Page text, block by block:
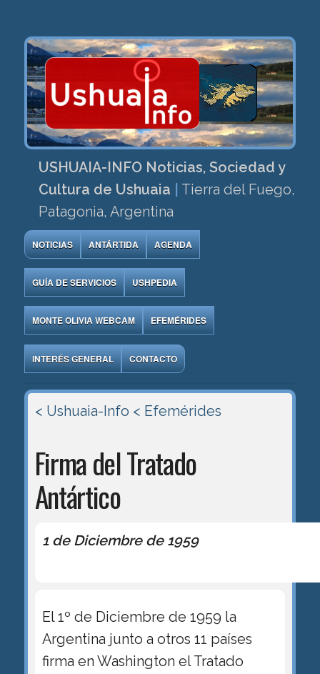
USHUAIA-INFO Noticias, Sociedad y
Cultura de Ushuaia
Tierra del Fuego,
Patagonia, Argentina
NOTICIAS ANTÁRTIDA AGENDA
GUÍA DE SERVICIOS USHPEDIA
MONTE OLIVIA WEBCAM EFEMÉRIDES
INTERÉS GENERAL CONTACTO
< Ushuaia-Info < Efemérides
Firma del Tratado
Antártico
1 de Diciembre de 1959
El 1º de Diciembre de 1959 la
Argentina junto a otros 11 países
firma en Washington el Tratado